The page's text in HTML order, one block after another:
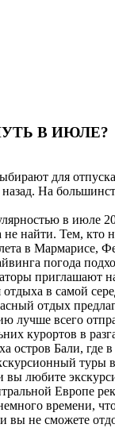
В ИЮЛЕ?
для
На
в июле
не найти. Тем, кто
в Мармарисе,
погода
приглашают
в самой
отдых
лучше всего
курортов в
остров Бали, где
туры
любите
Европе
времени,
вы не сможете